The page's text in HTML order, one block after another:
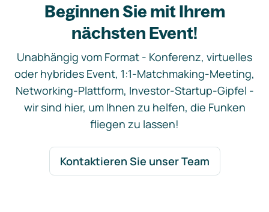
Beginnen Sie mit Ihrem
nächsten Event!
Unabhängig vom Format - Konferenz, virtuelles
oder hybrides Event, 1:1-Matchmaking-Meeting,
Networking-Plattform, Investor-Startup-Gipfel -
wir sind hier, um Ihnen zu helfen, die Funken
fliegen zu lassen!
Kontaktieren Sie unser Team